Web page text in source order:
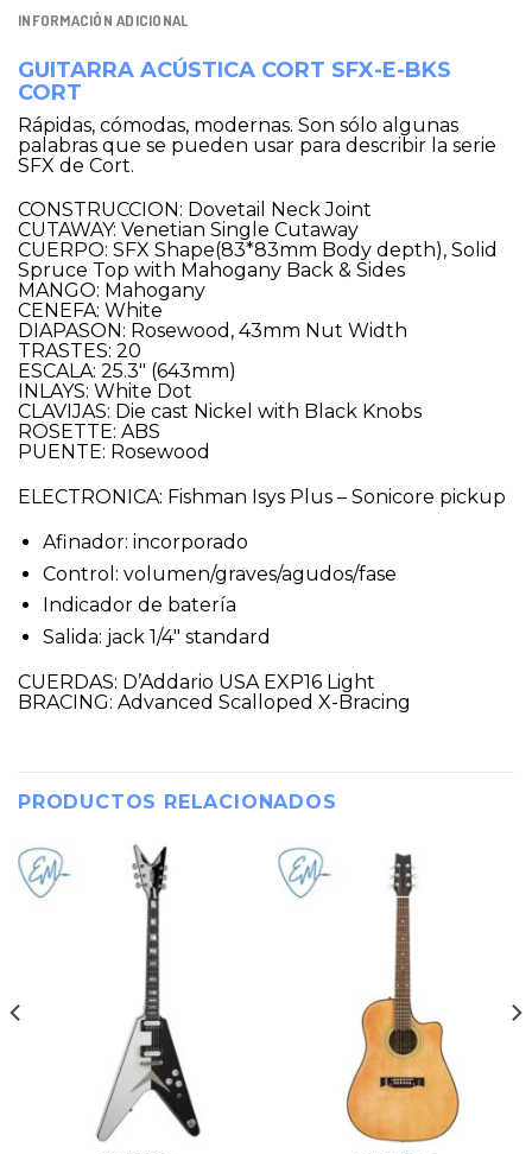
INFORMACIÓN ADICIONAL
GUITARRA ACÚSTICA CORT SFX-E-BKS
CORT
Rápidas, cómodas, modernas. Son sólo algunas
palabras que se pueden usar para describir la serie
SFX de Cort.
CONSTRUCCION: Dovetail Neck Joint
CUTAWAY: Venetian Single Cutaway
CUERPO: SFX Shape(83*83mm Body depth), Solid
Spruce Top with Mahogany Back & Sides
MANGO: Mahogany
CENEFA: White
DIAPASON: Rosewood, 43mm Nut Width
TRASTES: 20
ESCALA: 25.3″ (643mm)
INLAYS: White Dot
CLAVIJAS: Die cast Nickel with Black Knobs
ROSETTE: ABS
PUENTE: Rosewood
ELECTRONICA: Fishman Isys Plus – Sonicore pickup
Afinador: incorporado
Control: volumen/graves/agudos/fase
Indicador de batería
Salida: jack 1/4″ standard
CUERDAS: D’Addario USA EXP16 Light
BRACING: Advanced Scalloped X-Bracing
PRODUCTOS RELACIONADOS